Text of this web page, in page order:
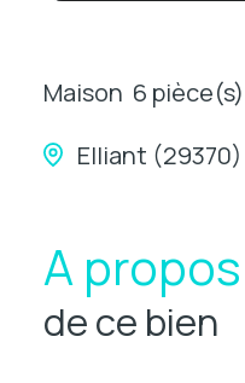
Maison 6 pièce(s)
Elliant (29370)
A propos
de ce bien